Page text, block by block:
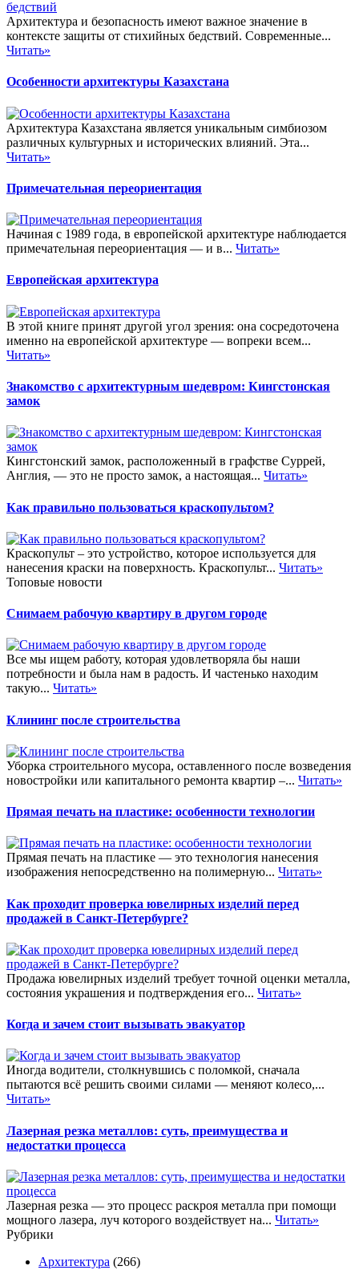
Архитектура и безопасность имеют важное значение в
контексте защиты от стихийных бедствий. Современные...
Читать»
Особенности архитектуры Казахстана
Архитектура Казахстана является уникальным симбиозом
различных культурных и исторических влияний. Эта...
Читать»
Примечательная переориентация
Начиная с 1989 года, в европейской архитектуре наблюдается
примечательная переориентация — и в... Читать»
Европейская архитектура
В этой книге принят другой угол зрения: она сосредоточена
именно на европейской архитектуре — вопреки всем...
Читать»
Знакомство с архитектурным шедевром: Кингстонская
замок
Кингстонский замок, расположенный в графстве Суррей,
Англия, — это не просто замок, а настоящая... Читать»
Как правильно пользоваться краскопультом?
Краскопульт – это устройство, которое используется для
нанесения краски на поверхность. Краскопульт... Читать»
Топовые новости
Снимаем рабочую квартиру в другом городе
Все мы ищем работу, которая удовлетворяла бы наши
потребности и была нам в радость. И частенько находим
такую... Читать»
Клининг после строительства
Уборка строительного мусора, оставленного после возведения
новостройки или капитального ремонта квартир –... Читать»
Прямая печать на пластике: особенности технологии
Прямая печать на пластике — это технология нанесения
изображения непосредственно на полимерную... Читать»
Как проходит проверка ювелирных изделий перед
продажей в Санкт-Петербурге?
Продажа ювелирных изделий требует точной оценки металла,
состояния украшения и подтверждения его... Читать»
Когда и зачем стоит вызывать эвакуатор
Иногда водители, столкнувшись с поломкой, сначала
пытаются всё решить своими силами — меняют колесо,...
Читать»
Лазерная резка металлов: суть, преимущества и
недостатки процесса
Лазерная резка — это процесс раскроя металла при помощи
мощного лазера, луч которого воздействует на... Читать»
Рубрики
Архитектура (266)